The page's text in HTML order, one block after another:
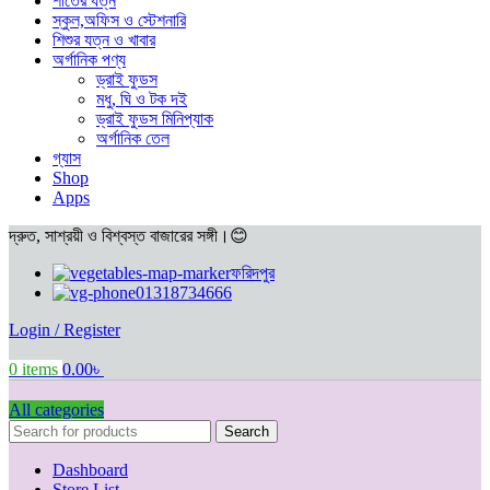
স্কুল,অফিস ও স্টেশনারি
শিশুর যত্ন ও খাবার
অর্গানিক পণ্য
ড্রাই ফুডস
মধু, ঘি ও টক দই
ড্রাই ফুডস মিনিপ্যাক
অর্গানিক তেল
গ্যাস
Shop
Apps
দ্রুত, সাশ্রয়ী ও বিশ্বস্ত বাজারের সঙ্গী।😊
ফরিদপুর
01318734666
Login / Register
0 items 0.00৳
All categories
Search
Dashboard